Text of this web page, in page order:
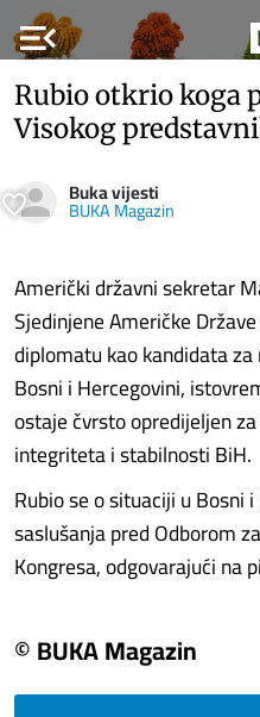
menu_open
Rubio otkrio koga
Visokog
Buka vijesti
BUKA Magazin
Američki državni sekretar
Sjedinjene Američke
diplomatu kao kandidata
Bosni i Hercegovini,
ostaje čvrsto opredijeljen
integriteta i stabilnosti BiH.
Rubio se o situaciji u Bosni
saslušanja pred Odborom
Kongresa, odgovarajući na
© BUKA Magazin